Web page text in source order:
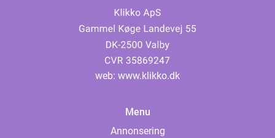
web: www.klikko.dk
Menu
Annonsering